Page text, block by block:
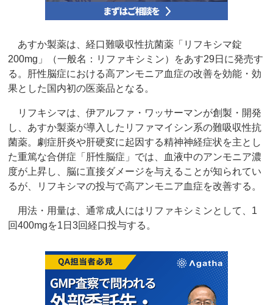
あすか製薬は、経口難吸収性抗菌薬「リフキシマ錠
200mg」（一般名：リファキシミン）をあす29日に発売す
る。肝性脳症における高アンモニア血症の改善を効能・効
果とした国内初の医薬品となる。
リフキシマは、伊アルファ・ワッサーマンが創製・開発
し、あすか製薬が導入したリファマイシン系の難吸収性抗
菌薬。劇症肝炎や肝硬変に起因する精神神経症状を主とし
た重篤な合併症「肝性脳症」では、血液中のアンモニア濃
度が上昇し、脳に直接ダメージを与えることが知られてい
るが、リフキシマの投与で高アンモニア血症を改善する。
用法・用量は、通常成人にはリファキシミンとして、1
回400mgを1日3回経口投与する。